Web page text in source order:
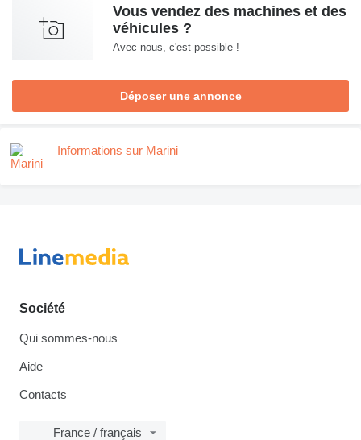
Vous vendez des machines et des
véhicules ?
Avec nous, c'est possible !
Déposer une annonce
Informations sur Marini
Société
Qui sommes-nous
Aide
Contacts
France / français